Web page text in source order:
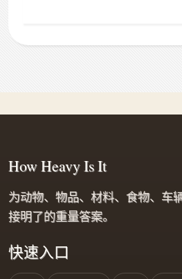
快速入口
How Heavy Is It
为动物、物品、材料、食物、车
接明了的重量答案。